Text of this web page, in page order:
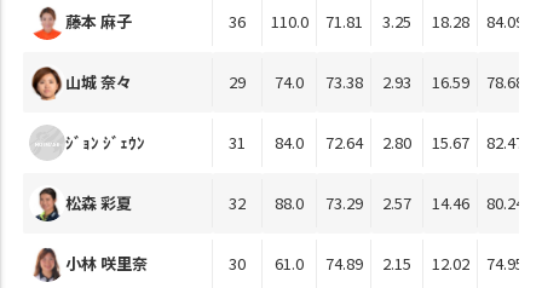
藤本 麻子 36 110.0 71.81 3.25 18.28 84.09
山城 奈々 29 74.0 73.38 2.93 16.59 78.68
ｼﾞｮﾝ ｼﾞｪｳﾝ 31 84.0 72.64 2.80 15.67 82.47
松森 彩夏 32 88.0 73.29 2.57 14.46 80.24
小林 咲里奈 30 61.0 74.89 2.15 12.02 74.95